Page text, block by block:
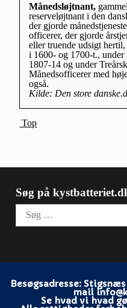
Månedsløjtnant,
reserveløjtnant i den
der gjorde
officerer, der gjorde
eller truende udsigt
i 1600- og 1700-t.,
1807-14 og under
Månedsofficerer med
også.
Kilde: Den store
Top
Søg på
Søg
efter:
Besøgsadresse:
mail
Se hvad vi hvad